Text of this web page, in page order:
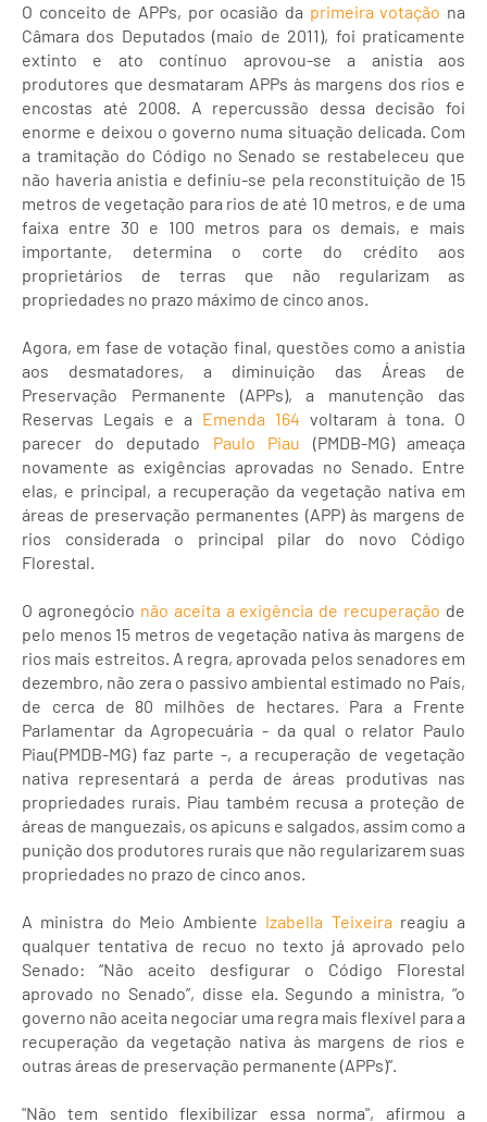
O conceito de APPs, por ocasião da primeira votação na
Câmara dos Deputados (maio de 2011), foi praticamente
extinto e ato contínuo aprovou-se a anistia aos
produtores que desmataram APPs às margens dos rios e
encostas até 2008. A repercussão dessa decisão foi
enorme e deixou o governo numa situação delicada. Com
a tramitação do Código no Senado se restabeleceu que
não haveria anistia e definiu-se pela reconstituição de 15
metros de vegetação para rios de até 10 metros, e de uma
faixa entre 30 e 100 metros para os demais, e mais
importante, determina o corte do crédito aos
proprietários de terras que não regularizam as
propriedades no prazo máximo de cinco anos.
Agora, em fase de votação final, questões como a anistia
aos desmatadores, a diminuição das Áreas de
Preservação Permanente (APPs), a manutenção das
Reservas Legais e a Emenda 164 voltaram à tona. O
parecer do deputado Paulo Piau (PMDB-MG) ameaça
novamente as exigências aprovadas no Senado. Entre
elas, e principal, a recuperação da vegetação nativa em
áreas de preservação permanentes (APP) às margens de
rios considerada o principal pilar do novo Código
Florestal.
O agronegócio não aceita a exigência de recuperação de
pelo menos 15 metros de vegetação nativa às margens de
rios mais estreitos. A regra, aprovada pelos senadores em
dezembro, não zera o passivo ambiental estimado no País,
de cerca de 80 milhões de hectares. Para a Frente
Parlamentar da Agropecuária - da qual o relator Paulo
Piau(PMDB-MG) faz parte -, a recuperação de vegetação
nativa representará a perda de áreas produtivas nas
propriedades rurais. Piau também recusa a proteção de
áreas de manguezais, os apicuns e salgados, assim como a
punição dos produtores rurais que não regularizarem suas
propriedades no prazo de cinco anos.
A ministra do Meio Ambiente Izabella Teixeirareagiu a
qualquer tentativa de recuo no texto já aprovado pelo
Senado: “Não aceito desfigurar o Código Florestal
aprovado no Senado”, disse ela. Segundo a ministra, “o
governo não aceita negociar uma regra mais flexível para a
recuperação da vegetação nativa às margens de rios e
outras áreas de preservação permanente (APPs)”.
"Não tem sentido flexibilizar essa norma", afirmou a